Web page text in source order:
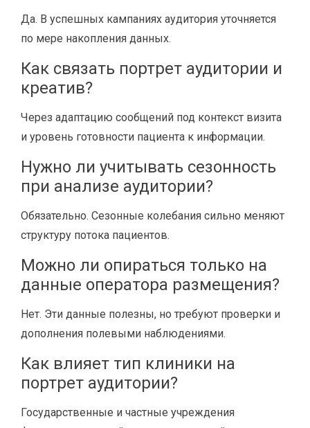
Да. В успешных кампаниях аудитория уточняется
по мере накопления данных.
Как связать портрет аудитории и
креатив?
Через адаптацию сообщений под контекст визита
и уровень готовности пациента к информации.
Нужно ли учитывать сезонность
при анализе аудитории?
Обязательно. Сезонные колебания сильно меняют
структуру потока пациентов.
Можно ли опираться только на
данные оператора размещения?
Нет. Эти данные полезны, но требуют проверки и
дополнения полевыми наблюдениями.
Как влияет тип клиники на
портрет аудитории?
Государственные и частные учреждения